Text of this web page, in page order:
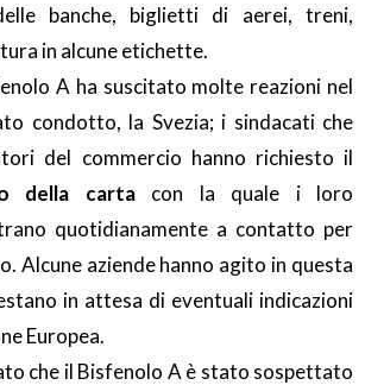
banche, biglietti di aerei, treni,
in alcune etichette.
A ha suscitato molte reazioni nel
condotto, la Svezia; i sindacati che
del commercio hanno richiesto il
della cartacon la quale i loro
quotidianamente a contatto per
Alcune aziende hanno agito in questa
in attesa di eventuali indicazioni
Europea.
che il Bisfenolo A è stato sospettato